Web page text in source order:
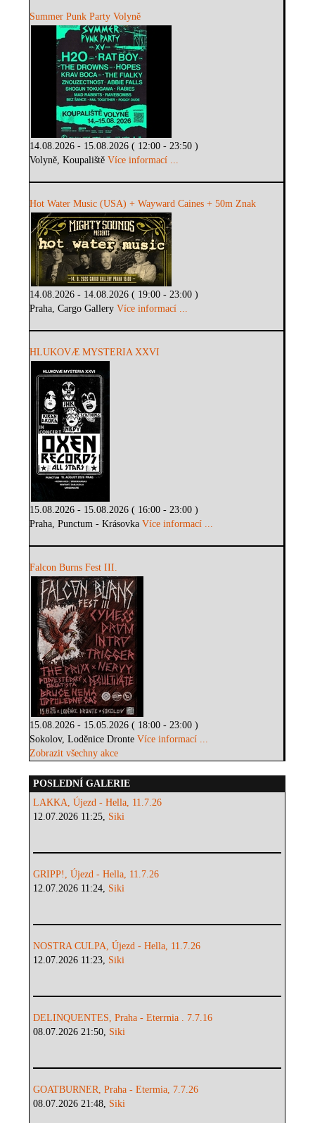
Summer Punk Party Volyně
14.08.2026 - 15.08.2026 ( 12:00 - 23:50 )
Volyně, KoupalištěVíce informací ...
Hot Water Music (USA) + Wayward Caines + 50m Znak
14.08.2026 - 14.08.2026 ( 19:00 - 23:00 )
Praha, Cargo GalleryVíce informací ...
HLUKOVÆ MYSTERIA XXVI
15.08.2026 - 15.08.2026 ( 16:00 - 23:00 )
Praha, Punctum - KrásovkaVíce informací ...
Falcon Burns Fest III.
15.08.2026 - 15.05.2026 ( 18:00 - 23:00 )
Sokolov, Loděnice DronteVíce informací ...
Zobrazit všechny akce
POSLEDNÍ GALERIE
LAKKA, Újezd - Hella, 11.7.26
12.07.2026 11:25, Siki
GRIPP!, Újezd - Hella, 11.7.26
12.07.2026 11:24, Siki
NOSTRA CULPA, Újezd - Hella, 11.7.26
12.07.2026 11:23, Siki
DELINQUENTES, Praha - Eterrnia . 7.7.16
08.07.2026 21:50, Siki
GOATBURNER, Praha - Etermia, 7.7.26
08.07.2026 21:48, Siki